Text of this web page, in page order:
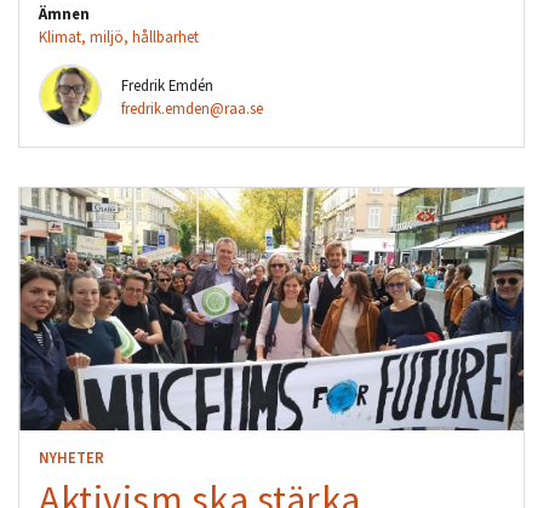
Ämnen
Klimat, miljö, hållbarhet
Fredrik Emdén
fredrik.emden@raa.se
NYHETER